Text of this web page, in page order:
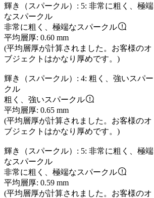
輝き（スパークル）: 5: 非常に粗く、極端
なスパークル
非常に粗く、極端なスパークル
平均層厚: 0.60 mm
(平均層厚が計算されました。お客様のオ
ブジェクトはかなり厚めです。)
輝き（スパークル）: 4: 粗く、強いスパー
クル
粗く、強いスパークル
平均層厚: 0.65 mm
(平均層厚が計算されました。お客様のオ
ブジェクトはかなり厚めです。)
輝き（スパークル）: 5: 非常に粗く、極端
なスパークル
非常に粗く、極端なスパークル
平均層厚: 0.59 mm
(平均層厚が計算されました。お客様のオ